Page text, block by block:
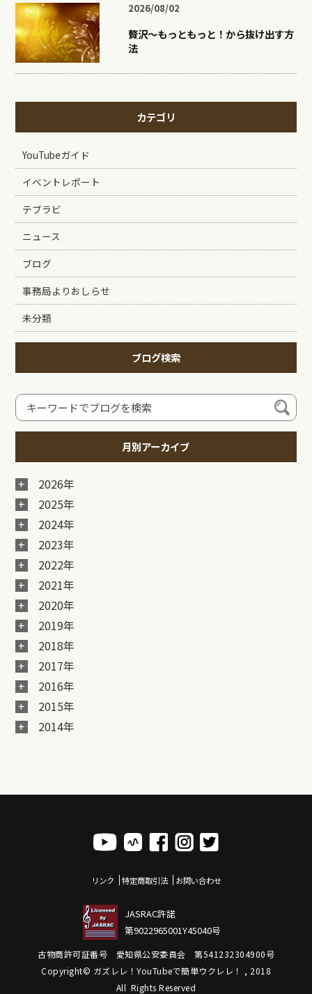
2026/08/02
贅沢〜もっともっと！から抜け出す方
法
カテゴリ
YouTubeガイド
イベントレポート
テブラビ
ニュース
ブログ
事務局よりおしらせ
未分類
ブログ検索
月別アーカイブ
2026年
2025年
2024年
2023年
2022年
2021年
2020年
2019年
2018年
2017年
2016年
2015年
2014年
リンク 特定商取引法 お問い合わせ
JASRAC許諾
第9022965001Y45040号
古物商許可証番号 愛知県公安委員会 第541232304900号
Copyright© ガズレレ！YouTubeで簡単ウクレレ！ , 2018
All Rights Reserved